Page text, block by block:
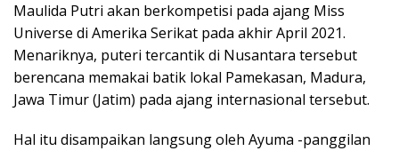
Maulida Putri akan berkompetisi pada ajang Miss
Universe di Amerika Serikat pada akhir April 2021.
Menariknya, puteri tercantik di Nusantara tersebut
berencana memakai batik lokal Pamekasan, Madura,
Jawa Timur (Jatim) pada ajang internasional tersebut.
Hal itu disampaikan langsung oleh Ayuma -panggilan